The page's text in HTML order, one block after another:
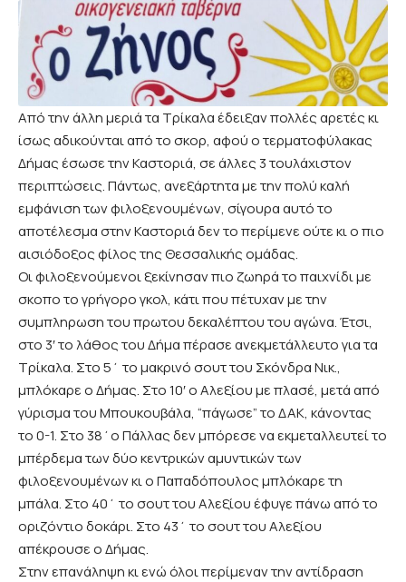
Από την άλλη μεριά τα Τρίκαλα έδειξαν πολλές αρετές κι
ίσως αδικούνται από το σκορ, αφού ο τερματοφύλακας
Δήμας έσωσε την Καστοριά, σε άλλες 3 τουλάχιστον
περιπτώσεις. Πάντως, ανεξάρτητα με την πολύ καλή
εμφάνιση των φιλοξενουμένων, σίγουρα αυτό το
αποτέλεσμα στην Καστοριά δεν το περίμενε ούτε κι ο πιο
αισιόδοξος φίλος της Θεσσαλικής ομάδας.
Οι φιλοξενούμενοι ξεκίνησαν πιο ζωηρά το παιχνίδι με
σκοπο το γρήγορο γκολ, κάτι που πέτυχαν με την
συμπληρωση του πρωτου δεκαλέπτου του αγώνα. Έτσι,
στο 3′ το λάθος του Δήμα πέρασε ανεκμετάλλευτο για τα
Τρίκαλα. Στο 5΄ το μακρινό σουτ του Σκόνδρα Νικ.,
μπλόκαρε ο Δήμας. Στο 10′ ο Αλεξίου με πλασέ, μετά από
γύρισμα του Μπουκουβάλα, “πάγωσε” το ΔΑΚ, κάνοντας
το 0-1. Στο 38΄ο Πάλλας δεν μπόρεσε να εκμεταλλευτεί το
μπέρδεμα των δύο κεντρικών αμυντικών των
φιλοξενουμένων κι ο Παπαδόπουλος μπλόκαρε τη
μπάλα. Στο 40΄ το σουτ του Αλεξίου έφυγε πάνω από το
οριζόντιο δοκάρι. Στο 43΄ το σουτ του Αλεξίου
απέκρουσε ο Δήμας.
Στην επανάληψη κι ενώ όλοι περίμεναν την αντίδραση